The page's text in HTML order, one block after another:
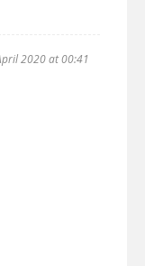
2020 at 00:41